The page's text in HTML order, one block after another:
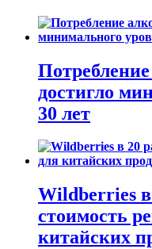
достигло
30 лет
Wildberries в
стоимость
китайских